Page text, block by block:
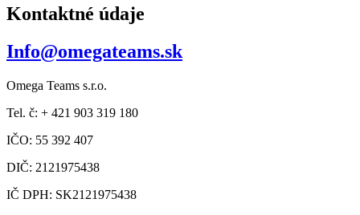
Kontaktné údaje
Info@omegateams.sk
Omega Teams s.r.o.
Tel. č: + 421 903 319 180
IČO: 55 392 407
DIČ: 2121975438
IČ DPH: SK2121975438